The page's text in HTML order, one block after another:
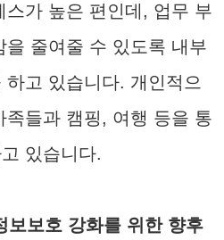
스가 높은 편인데, 업무 부
줄여줄 수 있도록 내부
고 있습니다. 개인적으
족들과 캠핑, 여행 등을 통
있습니다.
보보호 강화를 위한 향후